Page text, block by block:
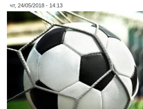
чт, 24/05/2018 - 14:13